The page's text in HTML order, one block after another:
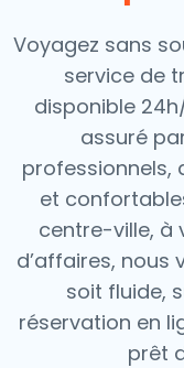
Voyagez sans
service de
disponible
assuré
professionnels,
et
centre-ville, à
d’affaires, nous
soit fluide,
réservation en
prêt